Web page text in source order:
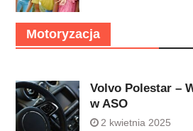
Motoryzacja
Volvo Polestar –
w ASO
2 kwietnia 2025